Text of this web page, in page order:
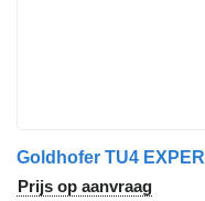
Prijs op aanvraag